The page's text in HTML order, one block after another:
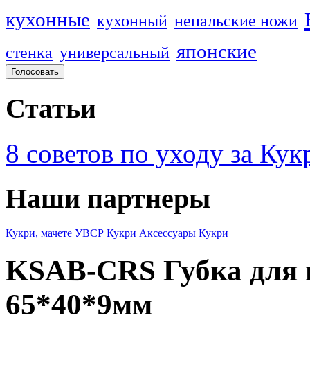
кухонные кухонный непальские ножи
стенка универсальный японские
Статьи
8 советов по уходу за
Наши партнеры
Кукри, мачете УВСР Кукри Аксессуары Кукри
KSAB-CRS Губка для
65*40*9мм